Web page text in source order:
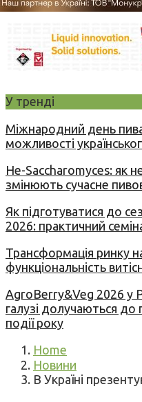
У тренді
Міжнародний день
можливості
Не-Saccharomyces: як
змінюють сучасне
Як підготуватися до
2026: практичний
Трансформація ринку
функціональність
AgroBerry&Veg 2026 у
галузі долучаються до
події року
Home
Новини
В Україні